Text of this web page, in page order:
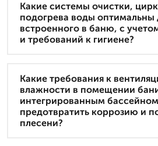
Какие системы очистки,
подогрева воды оптимальны
встроенного в баню, с
и требований к гигиене?
Какие требования к
влажности в помещении
интегрированным
предотвратить коррозию и
плесени?